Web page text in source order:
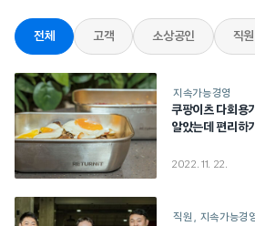
전체 고객 소상공인 직원
지속가능경영
쿠팡이츠 다회용
알았는데 편리하
2022. 11. 22.
직원 지속가능경